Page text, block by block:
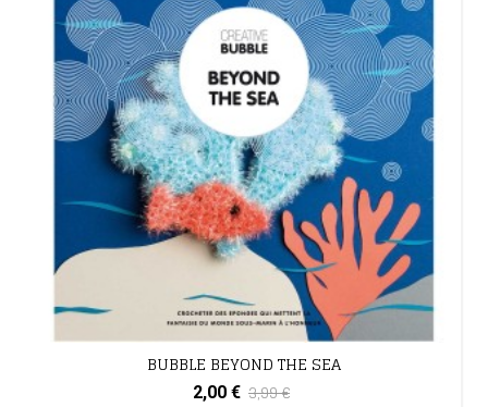
BUBBLE BEYOND THE SEA
2,00 € 3,99 €